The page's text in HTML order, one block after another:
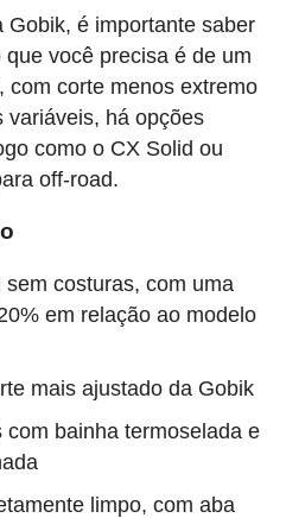
Gobik, é importante saber
você precisa é de um
com corte menos extremo
variáveis, há opções
como o CX Solid ou
off-road.
costuras, com uma
em relação ao modelo
mais ajustado da Gobik
com bainha termoselada e
limpo, com aba